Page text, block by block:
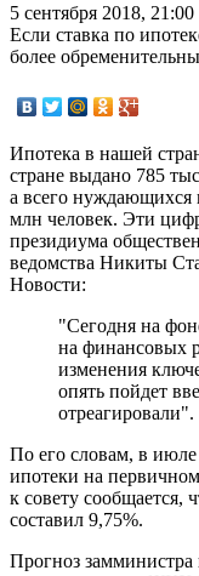
5 сентября 2018, 21:00
Если ставка по
более
Ипотека в нашей
стране выдано 785
а всего
млн человек. Эти
президиума
ведомства Никиты
Новости:
"Сегодня на
на финансовых
изменения
опять пойдет
отреагировали".
По его словам, в июле
ипотеки на
к совету сообщается,
составил 9,75%.
Прогноз замминистра